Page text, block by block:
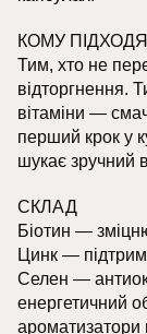
КОМУ
Тим, хто не
відторгнення.
вітаміни —
перший крок у
шукає зручний
СКЛАД
Біотин —
Цинк —
Селен —
енергетичний